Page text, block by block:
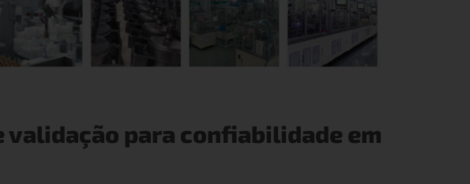
validação para confiabilidade em